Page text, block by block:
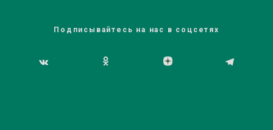
Подписывайтесь на нас в соцсетях